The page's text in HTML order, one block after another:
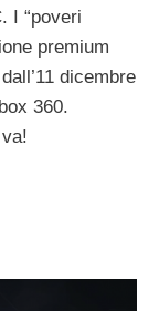
I “poveri
premium
dicembre
360.